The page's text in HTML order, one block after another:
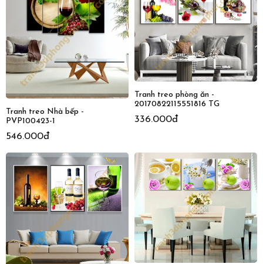
Tranh treo Nhà bếp -
PVP100423-1
546.000đ
Tranh treo phòng ăn -
20170822115551816 TG
336.000đ